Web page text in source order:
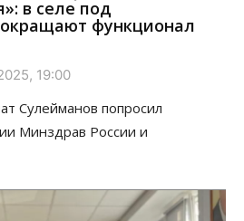
в селе под
функционал
19:00
Сулейманов попросил
Минздрав России и